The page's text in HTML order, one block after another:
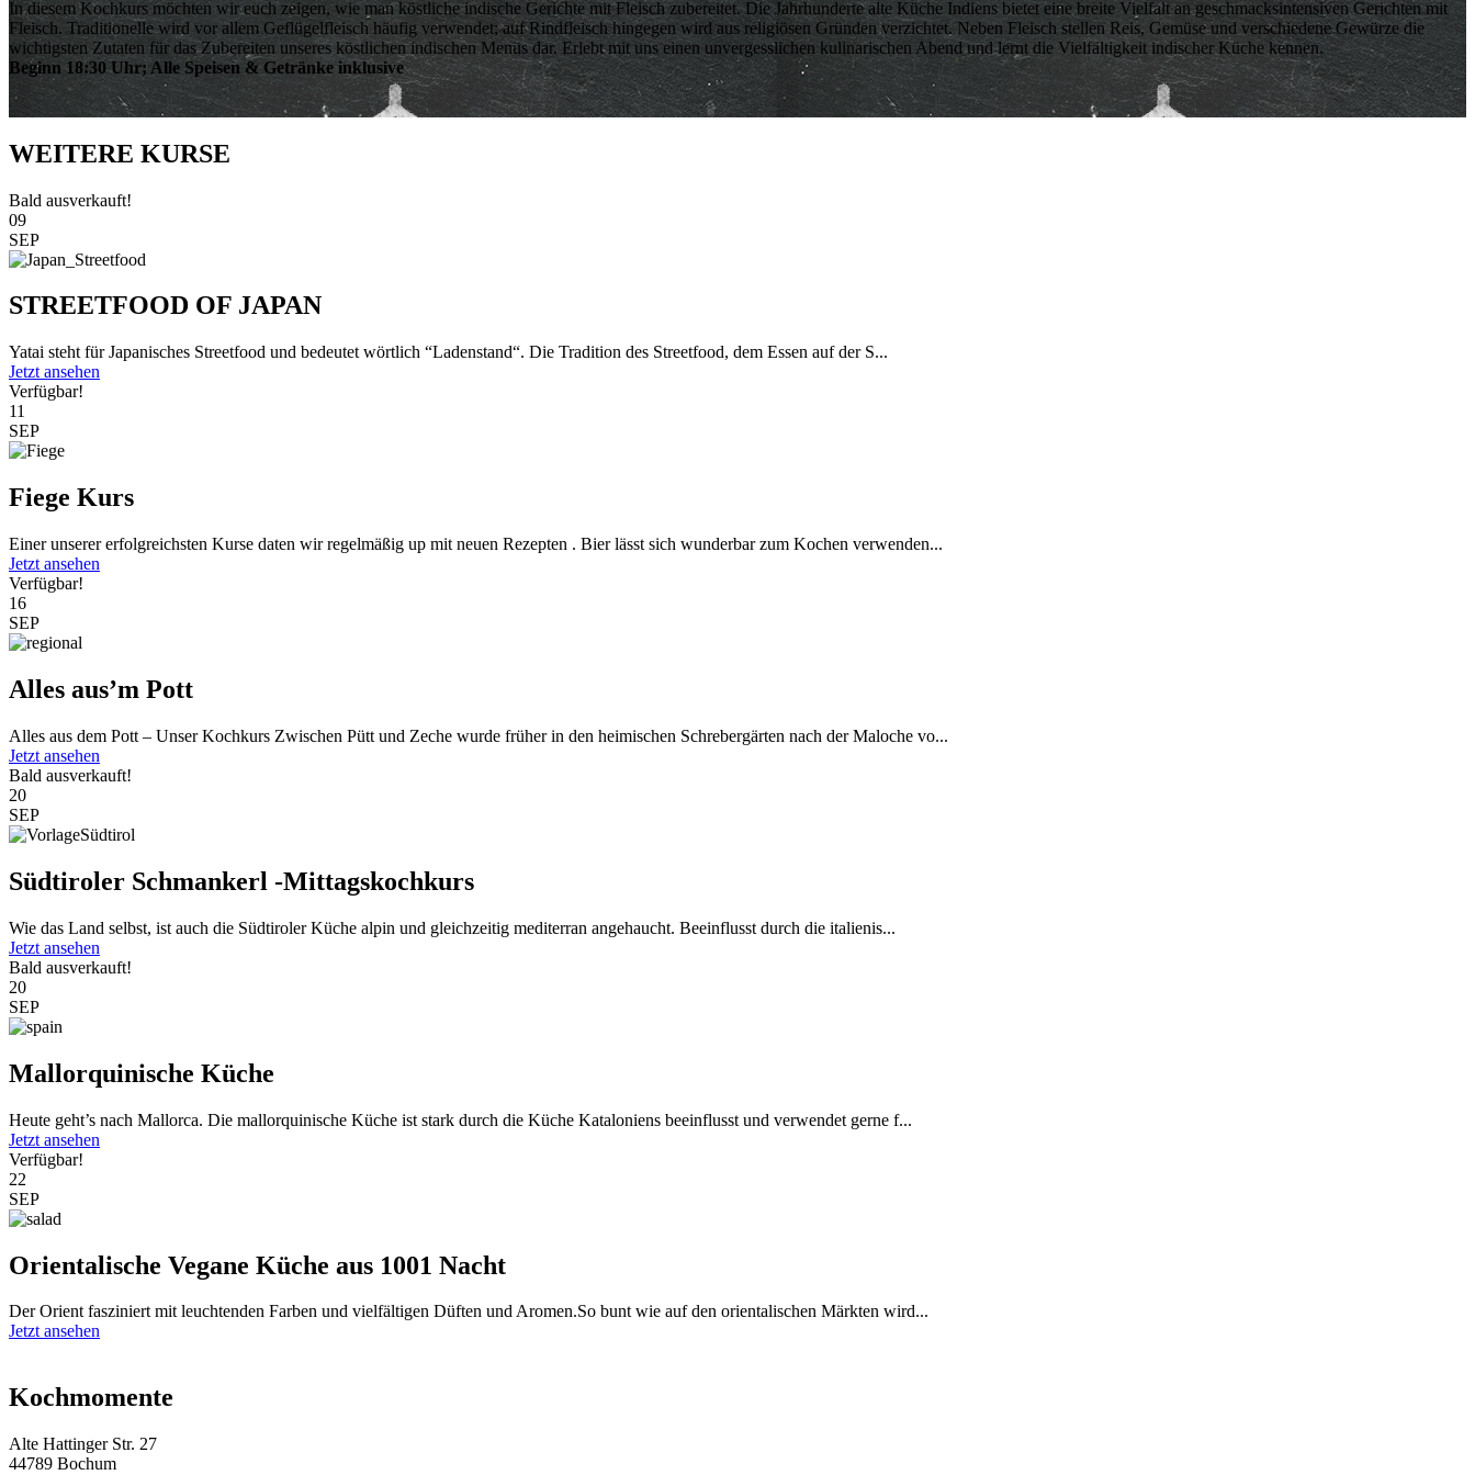
In diesem Kochkurs möchten wir euch zeigen, wie man köstliche indische Gerichte mit Fleisch zubereitet. Die Jahrhunderte alte Küche Indiens bietet eine breite Vielfalt an geschmacksintensiven Gerichten mit
Fleisch. Traditionelle wird vor allem Geflügelfleisch häufig verwendet; auf Rindfleisch hingegen wird aus religiösen Gründen verzichtet. Neben Fleisch stellen Reis, Gemüse und verschiedene Gewürze die
wichtigsten Zutaten für das Zubereiten unseres köstlichen indischen Menüs dar. Erlebt mit uns einen unvergesslichen kulinarischen Abend und lernt die Vielfältigkeit indischer Küche kennen.
Beginn 18:30 Uhr; Alle Speisen & Getränke inklusive
WEITERE KURSE
Bald ausverkauft!
09
SEP
STREETFOOD OF JAPAN
Yatai steht für Japanisches Streetfood und bedeutet wörtlich “Ladenstand“. Die Tradition des Streetfood, dem Essen auf der S...
Jetzt ansehen
Verfügbar!
11
SEP
Fiege Kurs
Einer unserer erfolgreichsten Kurse daten wir regelmäßig up mit neuen Rezepten . Bier lässt sich wunderbar zum Kochen verwenden...
Jetzt ansehen
Verfügbar!
16
SEP
Alles aus’m Pott
Alles aus dem Pott – Unser Kochkurs Zwischen Pütt und Zeche wurde früher in den heimischen Schrebergärten nach der Maloche vo...
Jetzt ansehen
Bald ausverkauft!
20
SEP
Südtiroler Schmankerl -Mittagskochkurs
Wie das Land selbst, ist auch die Südtiroler Küche alpin und gleichzeitig mediterran angehaucht. Beeinflusst durch die italienis...
Jetzt ansehen
Bald ausverkauft!
20
SEP
Mallorquinische Küche
Heute geht’s nach Mallorca. Die mallorquinische Küche ist stark durch die Küche Kataloniens beeinflusst und verwendet gerne f...
Jetzt ansehen
Verfügbar!
22
SEP
Orientalische Vegane Küche aus 1001 Nacht
Der Orient fasziniert mit leuchtenden Farben und vielfältigen Düften und Aromen.So bunt wie auf den orientalischen Märkten wird...
Jetzt ansehen
Kochmomente
Alte Hattinger Str. 27
44789 Bochum